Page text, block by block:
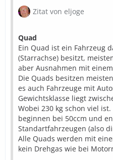
Zitat von eljoge
Quad
Ein Quad ist ein Fahrzeug
(Starrachse) besitzt,
aber Ausnahmen mit
Die Quads besitzen
es auch Fahrzeuge mit
Gewichtsklasse liegt
Wobei 230 kg schon viel
beginnen bei 50ccm und
Standartfahrzeugen (also
Alle Quads werden mit
kein Drehgas wie bei